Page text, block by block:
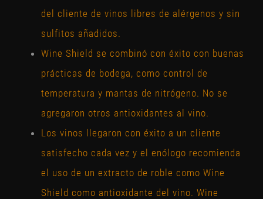
del cliente de vinos libres de alérgenos y sin
sulfitos añadidos.
Wine Shield se combinó con éxito con buenas
prácticas de bodega, como control de
temperatura y mantas de nitrógeno. No se
agregaron otros antioxidantes al vino.
Los vinos llegaron con éxito a un cliente
satisfecho cada vez y el enólogo recomienda
el uso de un extracto de roble como Wine
Shield como antioxidante del vino. Wine